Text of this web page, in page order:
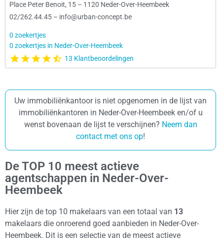
Place Peter Benoit, 15 – 1120 Neder-Over-Heembeek
02/262.44.45 – info@urban-concept.be
0 zoekertjes
0 zoekertjes in Neder-Over-Heembeek
13 Klantbeoordelingen
Uw immobiliënkantoor is niet opgenomen in de lijst van
immobiliënkantoren in Neder-Over-Heembeek en/of u
wenst bovenaan de lijst te verschijnen? Neem dan
contact met ons op!
De TOP 10 meest actieve
agentschappen in Neder-Over-
Heembeek
Hier zijn de top 10 makelaars van een totaal van 13
makelaars die onroerend goed aanbieden in Neder-Over-
Heembeek. Dit is een selectie van de meest actieve